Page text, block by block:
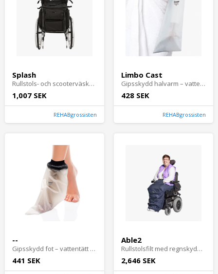
Splash
Rullstols- och scooterväska – vattentät Torba Luxe
1,007 SEK
REHABgrossisten
Limbo Cast
Gipsskydd halvarm – vattentätt skydd för gips 49 cm
428 SEK
REHABgrossisten
--
Gipsskydd fot – vattentätt duschskydd för foten
441 SEK
Able2
Rullstolsfilt med regnskydd – varm fleece för rullstol
2,646 SEK